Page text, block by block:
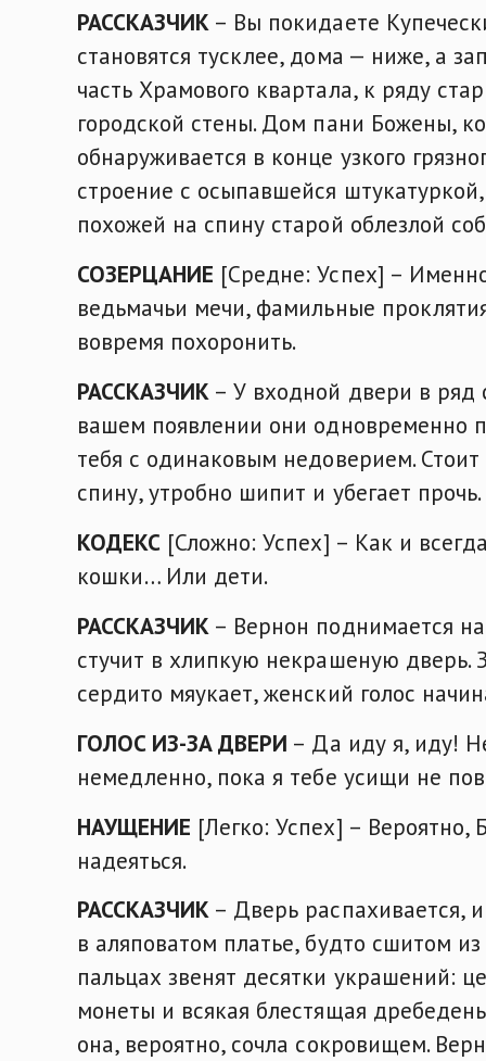
РАССКАЗЧИК – Вы покидаете
становятся тусклее, дома — ниже, а
часть Храмового квартала, к ряду
городской стены. Дом пани Божены,
обнаруживается в конце узкого
строение с осыпавшейся
похожей на спину старой облезлой
СОЗЕРЦАНИЕ [Средне: Успех] –
ведьмачьи мечи, фамильные
вовремя похоронить.
РАССКАЗЧИК – У входной двери в ряд
вашем появлении они одновременно
тебя с одинаковым недоверием.
спину, утробно шипит и убегает
КОДЕКС [Сложно: Успех] – Как и
кошки… Или дети.
РАССКАЗЧИК – Вернон поднимается
стучит в хлипкую некрашеную дверь.
сердито мяукает, женский голос
ГОЛОС ИЗ-ЗА ДВЕРИ – Да иду я, иду!
немедленно, пока я тебе усищи не
НАУЩЕНИЕ [Легко: Успех] – Вероятно,
надеяться.
РАССКАЗЧИК – Дверь распахивается,
в аляповатом платье, будто сшитом
пальцах звенят десятки украшений:
монеты и всякая блестящая
она, вероятно, сочла сокровищем.